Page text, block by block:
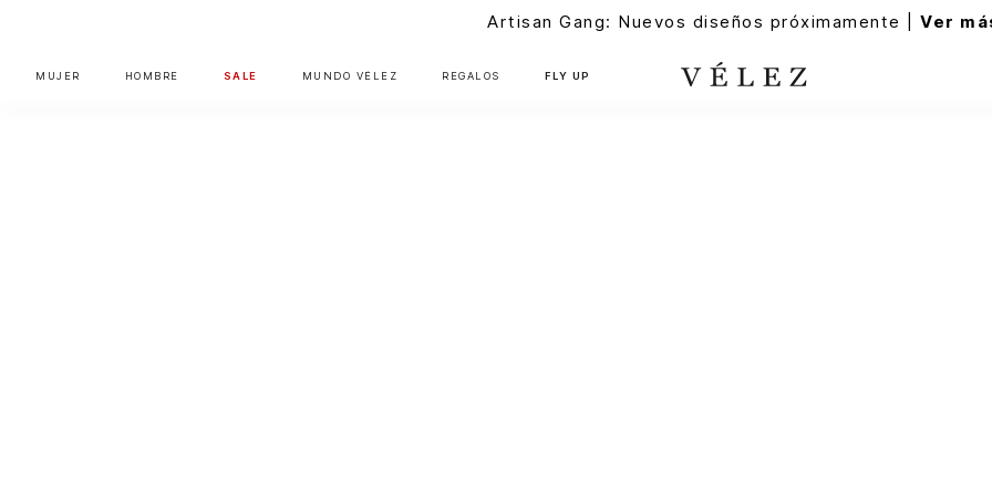
Artisan Gang: Nuevos diseños próximamente |Ver
MUJER HOMBRE SALE MUNDO VÉLEZ REGALOS FLY UP